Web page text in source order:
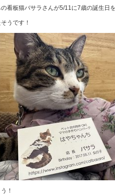
看板猫バサラさんが5/11に7歳の誕生日
うです！
！